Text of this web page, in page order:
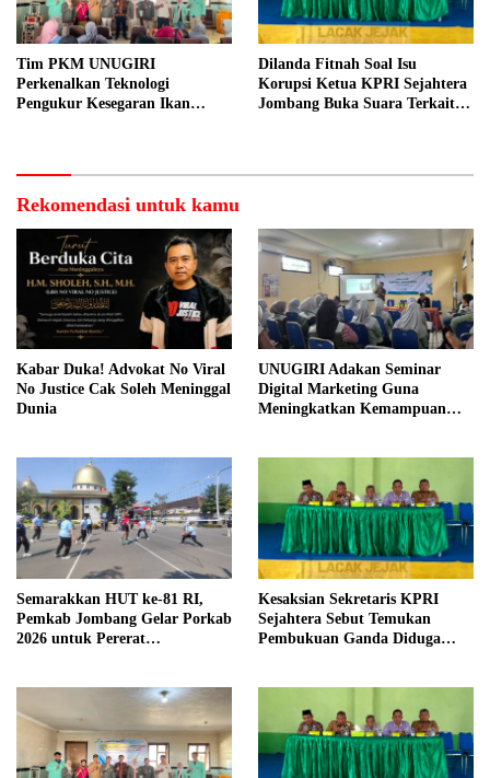
Tim PKM UNUGIRI
Perkenalkan Teknologi
Pengukur Kesegaran Ikan
Dilanda Fitnah Soal Isu
Korupsi Ketua KPRI Sejahtera
Jombang Buka Suara Terkait
Rekomendasi untuk kamu
Kabar Duka! Advokat No Viral
No Justice Cak Soleh Meninggal
Dunia
UNUGIRI Adakan Seminar
Digital Marketing Guna
Meningkatkan Kemampuan
Semarakkan HUT ke-81 RI,
Pemkab Jombang Gelar Porkab
2026 untuk Pererat
Kesaksian Sekretaris KPRI
Sejahtera Sebut Temukan
Pembukuan Ganda Diduga